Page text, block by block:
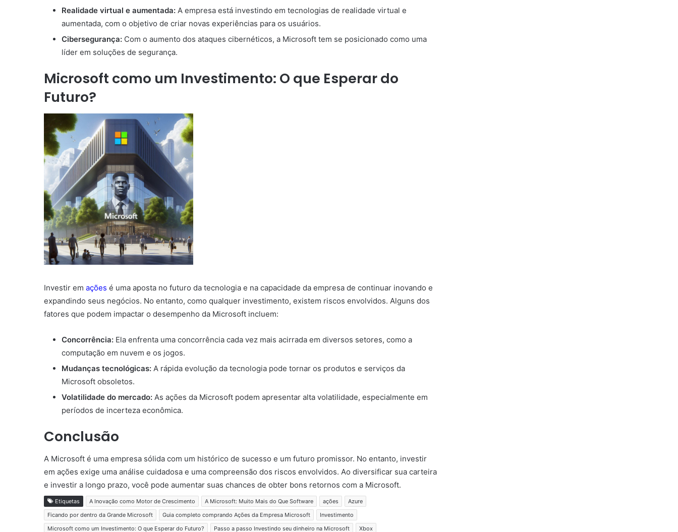
Realidade virtual e aumentada: A empresa está investindo em tecnologias de realidade virtual e
aumentada, com o objetivo de criar novas experiências para os usuários.
Cibersegurança: Com o aumento dos ataques cibernéticos, a Microsoft tem se posicionado como uma
líder em soluções de segurança.
Microsoft como um Investimento: O que Esperar do
Futuro?
Investir em ações é uma aposta no futuro da tecnologia e na capacidade da empresa de continuar inovando e
expandindo seus negócios. No entanto, como qualquer investimento, existem riscos envolvidos. Alguns dos
fatores que podem impactar o desempenho da Microsoft incluem:
Concorrência: Ela enfrenta uma concorrência cada vez mais acirrada em diversos setores, como a
computação em nuvem e os jogos.
Mudanças tecnológicas: A rápida evolução da tecnologia pode tornar os produtos e serviços da
Microsoft obsoletos.
Volatilidade do mercado: As ações da Microsoft podem apresentar alta volatilidade, especialmente em
períodos de incerteza econômica.
Conclusão
A Microsoft é uma empresa sólida com um histórico de sucesso e um futuro promissor. No entanto, investir
em ações exige uma análise cuidadosa e uma compreensão dos riscos envolvidos. Ao diversificar sua carteira
e investir a longo prazo, você pode aumentar suas chances de obter bons retornos com a Microsoft.
Etiquetas A Inovação como Motor de Crescimento A Microsoft: Muito Mais do Que Software ações
Azure
Ficando por dentro da Grande Microsoft
Guia completo comprando Ações da Empresa Microsoft
Investimento
Microsoft como um Investimento: O que Esperar do Futuro?
Passo a passo Investindo seu dinheiro na Microsoft Xbox